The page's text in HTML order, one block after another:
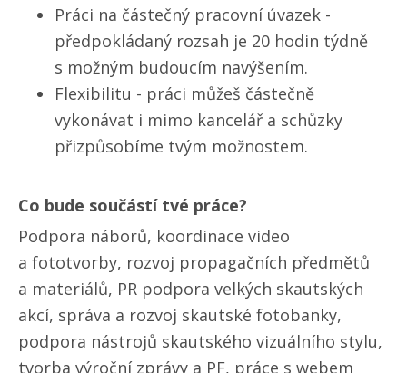
Práci na částečný pracovní úvazek -
předpokládaný rozsah je 20 hodin týdně
s možným budoucím navýšením.
Flexibilitu - práci můžeš částečně
vykonávat i mimo kancelář a schůzky
přizpůsobíme tvým možnostem.
Co bude součástí tvé práce?
Podpora náborů, koordinace video
a fototvorby, rozvoj propagačních předmětů
a materiálů, PR podpora velkých skautských
akcí, správa a rozvoj skautské fotobanky,
podpora nástrojů skautského vizuálního stylu,
tvorba výroční zprávy a PF, práce s webem